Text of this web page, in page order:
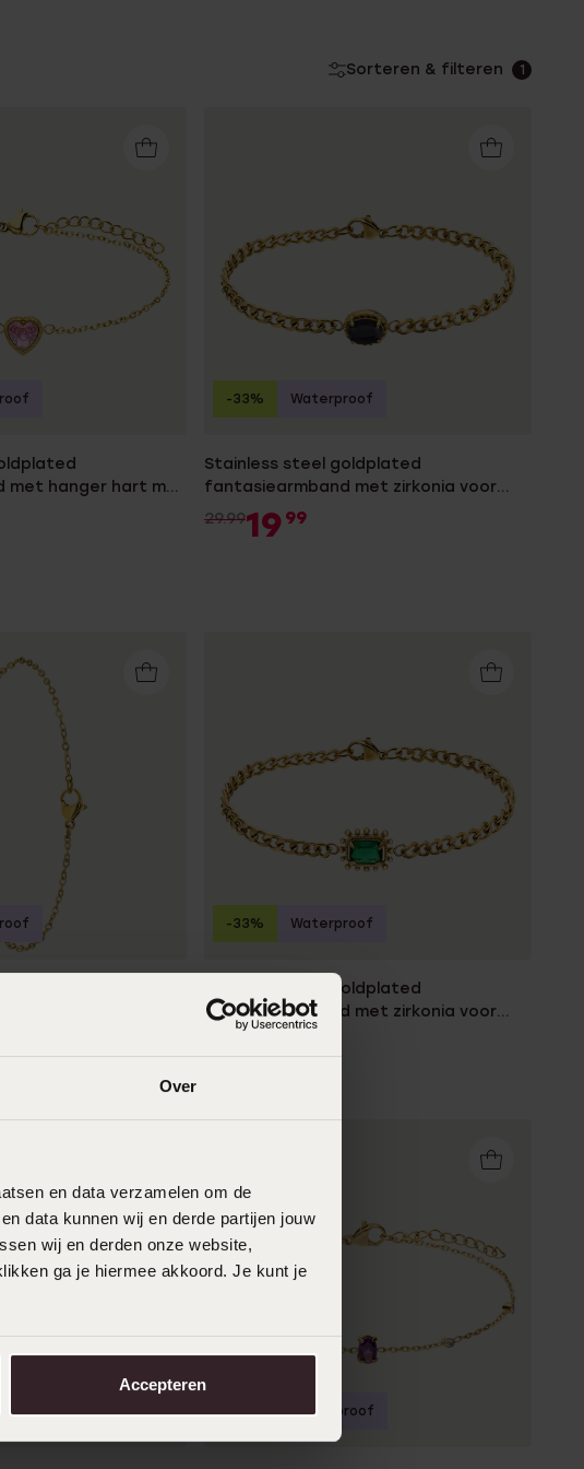
Over
en data verzamelen om de
data kunnen wij en derde partijen jouw
wij en derden onze website,
ga je hiermee akkoord. Je kunt je
Accepteren
Sorteren & filteren 1
met hanger hart met
Stainless steel goldplated
fantasiearmband met zirkonia voor
dames
29.9919 99
-33% Waterproof
Stainless steel goldplated
fantasiearmband met zirkonia voor
dames19
-33% Waterproof
-20% Waterproof